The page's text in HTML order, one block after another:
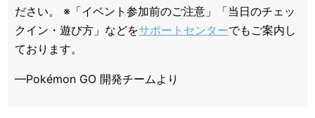
ださい。 ※「イベント参加前のご注意」「当日のチェッ
クイン・遊び方」などをサポートセンターでもご案内し
ております。
—Pokémon GO 開発チームより